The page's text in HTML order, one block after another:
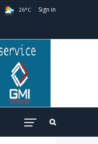
26°C Sign in